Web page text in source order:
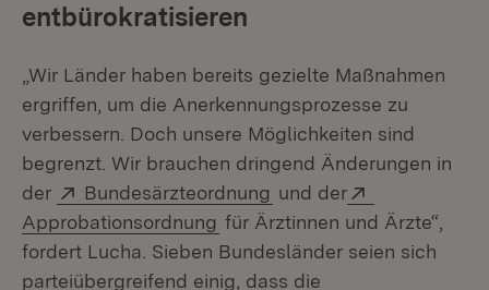
entbürokratisieren
„Wir Länder haben bereits gezielte Maßnahmen
ergriffen, um die Anerkennungsprozesse zu
verbessern. Doch unsere Möglichkeiten sind
begrenzt. Wir brauchen dringend Änderungen in
der
Extern:
Bundesärzteordnung (Öffnet in neuem
und der
Approbationsordnung (Öffnet in neuem Fenster)
für Ärztinnen und Ärzte“,
fordert Lucha. Sieben Bundesländer seien sich
parteiübergreifend einig, dass die